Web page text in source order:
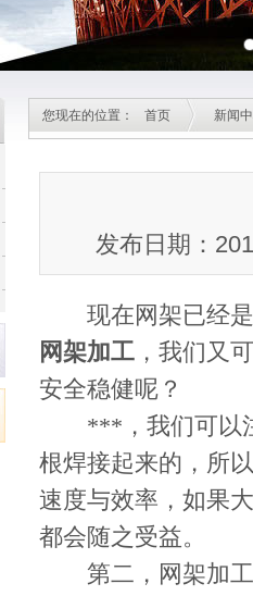
您现在的位置： 首页 新闻
发布日期：
现在网架已经是
网架加工 ，我们又
安全稳健呢？
***，我们可以注
根焊接起来的，所
速度与效率，如果
都会随之受益。
第二，网架加工